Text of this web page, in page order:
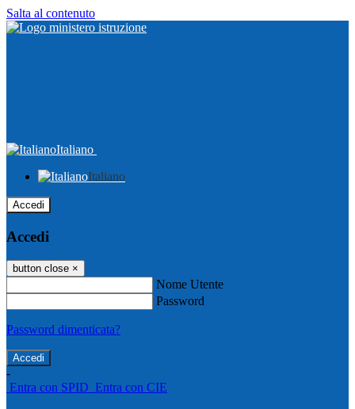
Salta al contenuto
Italiano
Italiano
Accedi
Accedi
button close ×
Nome Utente
Password
Password dimenticata?
-
Entra con SPID Entra con CIE